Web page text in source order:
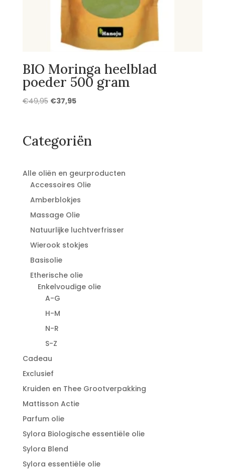
BIO Moringa heelblad
poeder 500 gram
€49,95 Oorspronkelijke
€49,95.
€37,95Huidige
€37,95.
Categoriën
Alle oliën en geurproducten
Accessoires Olie
Amberblokjes
Massage Olie
Natuurlijke luchtverfrisser
Wierook stokjes
Basisolie
Etherische olie
Enkelvoudige olie
A-G
H-M
N-R
S-Z
Cadeau
Exclusief
Kruiden en Thee Grootverpakking
Mattisson Actie
Parfum olie
Sylora Biologische essentiële olie
Sylora Blend
Sylora essentiële olie